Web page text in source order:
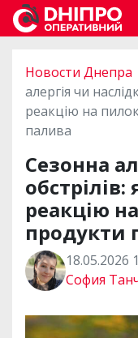
Новости Днепра
алергія чи
реакцію на
палива
Сезонна
реакцію
продукти
18.05.2026
София